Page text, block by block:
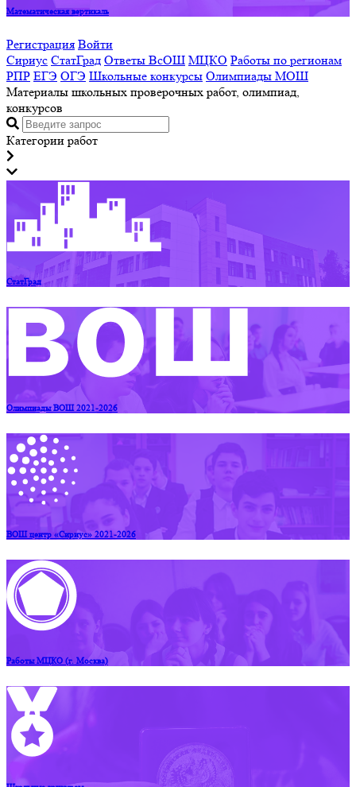
Математическая вертикаль
Регистрация Войти
Сириус СтатГрад Ответы ВсОШ МЦКО Работы по регионам
РПР ЕГЭ ОГЭ Школьные конкурсы Олимпиады МОШ
Материалы школьных проверочных работ, олимпиад,
конкурсов
Категории работ
СтатГрад
Олимпиады ВОШ 2021-2026
ВОШ центр «Сириус» 2021-2026
Работы МЦКО (г. Москва)